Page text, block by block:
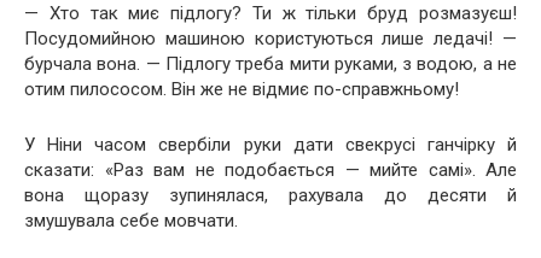
— Хто так миє підлогу? Ти ж тільки бруд розмазуєш!
Посудомийною машиною користуються лише ледачі! —
бурчала вона. — Підлогу треба мити руками, з водою, а не
отим пилососом. Він же не відмиє по-справжньому!
У Ніни часом свербіли руки дати свекрусі ганчірку й
сказати: «Раз вам не подобається — мийте самі». Але
вона щоразу зупинялася, рахувала до десяти й
змушувала себе мовчати.